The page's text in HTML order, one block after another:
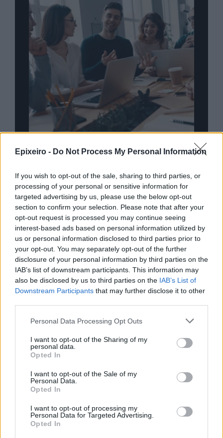
Epixeiro - Do Not Process My Personal Information
If you wish to opt-out of the sale, sharing to third parties, or
processing of your personal or sensitive information for
targeted advertising by us, please use the below opt-out
section to confirm your selection. Please note that after your
opt-out request is processed you may continue seeing
interest-based ads based on personal information utilized by
us or personal information disclosed to third parties prior to
your opt-out. You may separately opt-out of the further
disclosure of your personal information by third parties on the
IAB’s list of downstream participants. This information may
also be disclosed by us to third parties on the IAB’s List of
Downstream Participants that may further disclose it to other
Personal Data Processing Opt Outs
I want to opt-out of the Sharing of my
personal data.
Opted In
I want to opt-out of the Sale of my
Personal Data.
Opted In
I want to opt-out of processing my
Personal Data for Targeted Advertising.
Opted In
TP Greece: Πώς διαμορφώνεται το
μέλλον του Insurance στην εποχή του AI
Η
σου
Advertorial
Περισσότερα από το
Trade Estates: Στην κατοχή της το
τίμημα 49,35 εκατ. ευρώ
07/08/26 16:53
μέχρι το 2028
Βραβευμένα κρασιά με την